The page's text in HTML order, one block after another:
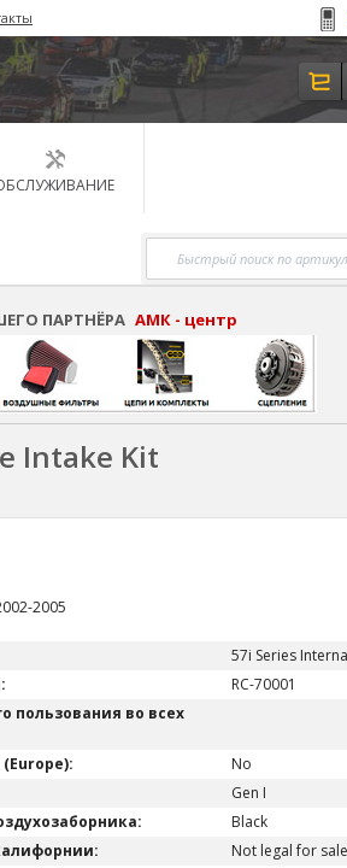
ПАРТНЁРА АМК - центр
Intake Kit
2005
57i Series
RC-70001
пользования во всех
No
Gen I
Black
Not legal for